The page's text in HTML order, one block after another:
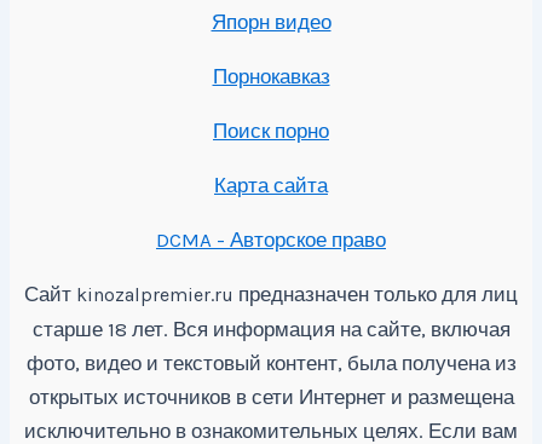
Япорн видео
Порнокавказ
Поиск порно
Карта сайта
DCMA - Авторское право
Сайт kinozalpremier.ru предназначен только для лиц
старше 18 лет. Вся информация на сайте, включая
фото, видео и текстовый контент, была получена из
открытых источников в сети Интернет и размещена
исключительно в ознакомительных целях. Если вам